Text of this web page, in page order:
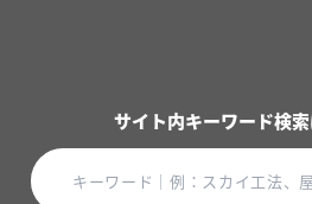
サイト内キーワード検